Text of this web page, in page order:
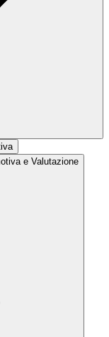
e Valutazione